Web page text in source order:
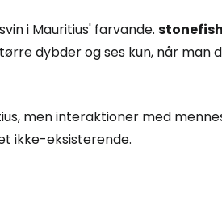
i Mauritius' farvande. stonefish
dybder og ses kun, når man
men interaktioner med
ikke-eksisterende.